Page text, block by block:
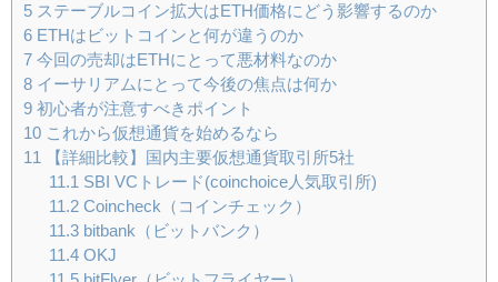
5 ステーブルコイン拡大はETH価格にどう影響するのか
6 ETHはビットコインと何が違うのか
7 今回の売却はETHにとって悪材料なのか
8 イーサリアムにとって今後の焦点は何か
9 初心者が注意すべきポイント
10 これから仮想通貨を始めるなら
11
【詳細比較】国内主要仮想通貨取引所5社
11.1 SBI VCトレード(coinchoice人気取引所)
11.2Coincheck（コインチェック）
11.3bitbank（ビットバンク）
11.4OKJ